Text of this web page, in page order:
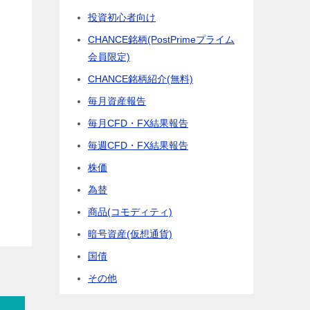
投資初心者向け
CHANCE銘柄(PostPrimeプライム
会員限定)
CHANCE銘柄紹介(無料)
毎月資産報告
毎月CFD・FX結果報告
毎週CFD・FX結果報告
株価
為替
商品(コモディティ)
暗号資産(仮想通貨)
国債
その他